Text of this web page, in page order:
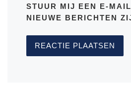
STUUR MIJ EEN E-
NIEUWE BERICHTEN